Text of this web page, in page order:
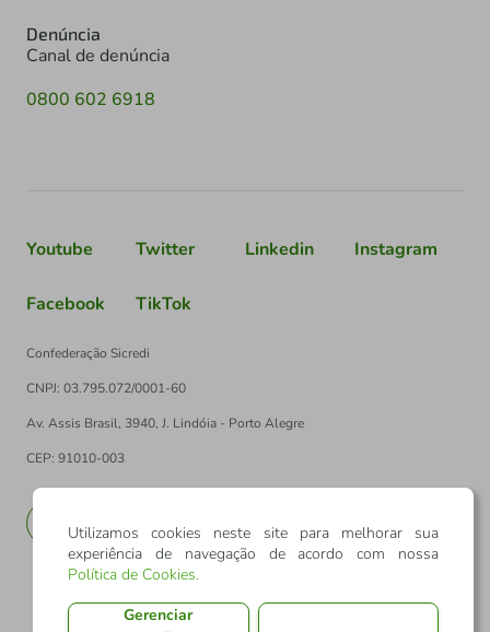
Denúncia
Canal de denúncia
0800 602 6918
Youtube Twitter Linkedin Instagram
Facebook TikTok
Confederação Sicredi
CNPJ: 03.795.072/0001-60
Av. Assis Brasil, 3940, J. Lindóia - Porto Alegre
CEP: 91010-003
Utilizamos cookies neste site para melhorar sua
experiência de navegação de acordo com nossa
Política de Cookies.
Gerenciar